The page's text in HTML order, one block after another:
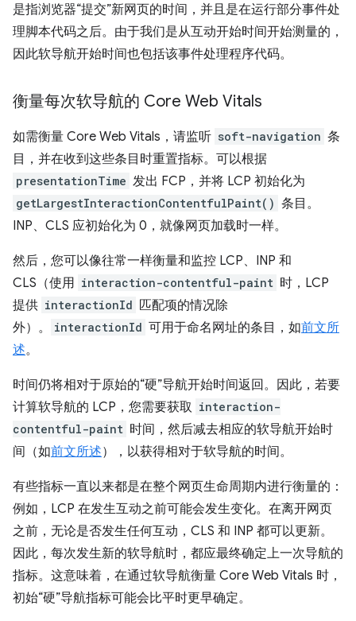
是指浏览器“提交”新网页的时间，并且是在运行部分事件处
理脚本代码之后。由于我们是从互动开始时间开始测量的，
因此软导航开始时间也包括该事件处理程序代码。
衡量每次软导航的 Core Web Vitals
如需衡量 Core Web Vitals，请监听 soft-navigation 条
目，并在收到这些条目时重置指标。可以根据
presentationTime 发出 FCP，并将 LCP 初始化为
getLargestInteractionContentfulPaint() 条目。
INP、CLS 应初始化为 0，就像网页加载时一样。
然后，您可以像往常一样衡量和监控 LCP、INP 和
CLS（使用 interaction-contentful-paint 时，LCP
提供 interactionId 匹配项的情况除
外）。
interactionId 可用于命名网址的条目，如前文所
述。
时间仍将相对于原始的“硬”导航开始时间返回。因此，若要
计算软导航的 LCP，您需要获取 interaction-
contentful-paint 时间，然后减去相应的软导航开始时
间（如前文所述），以获得相对于软导航的时间。
有些指标一直以来都是在整个网页生命周期内进行衡量的：
例如，LCP 在发生互动之前可能会发生变化。在离开网页
之前，无论是否发生任何互动，CLS 和 INP 都可以更新。
因此，每次发生新的软导航时，都应最终确定上一次导航的
指标。这意味着，在通过软导航衡量 Core Web Vitals 时，
初始“硬”导航指标可能会比平时更早确定。